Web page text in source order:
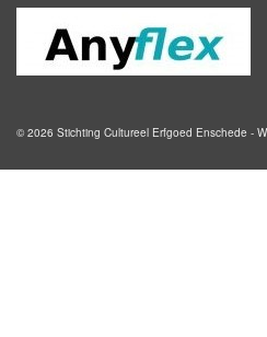
© 2026 Stichting Cultureel Erfgoed Enschede -